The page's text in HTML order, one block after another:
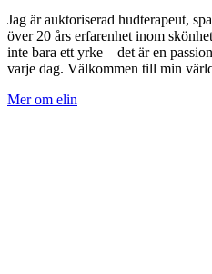
Jag är auktoriserad hudterapeut,
över 20 års erfarenhet inom
inte bara ett yrke – det är en
varje dag. Välkommen till min
Mer om elin